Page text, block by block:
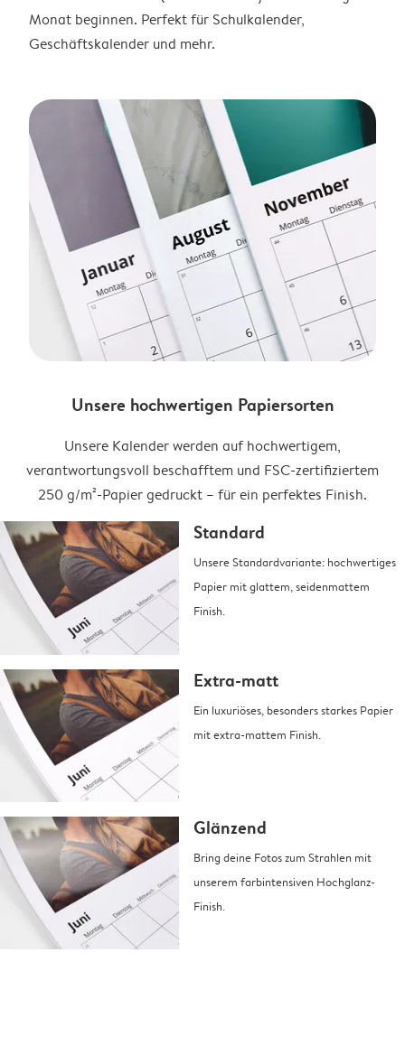
Monat beginnen. Perfekt für Schulkalender,
Geschäftskalender und mehr.
Unsere hochwertigen Papiersorten
Unsere Kalender werden auf hochwertigem,
verantwortungsvoll beschafftem und FSC-zertifiziertem
250 g/m²-Papier gedruckt – für ein perfektes Finish.
Standard
Unsere Standardvariante: hochwertiges
Papier mit glattem, seidenmattem
Finish.
Extra-matt
Ein luxuriöses, besonders starkes Papier
mit extra-mattem Finish.
Glänzend
Bring deine Fotos zum Strahlen mit
unserem farbintensiven Hochglanz-
Finish.